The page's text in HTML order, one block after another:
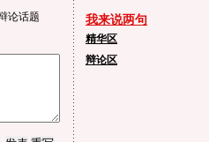
论话题 我来说两句
精华区
辩论区